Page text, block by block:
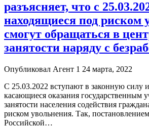
разъясняет, что с
находящиеся под риском
смогут обращаться в
занятости наряду с
Опубликовал Агент 1 24 марта, 2022
С 25.03.2022 вступают в законную силу
касающиеся оказания государственным
занятости населения содействия
риском увольнения. Так,
Российской…